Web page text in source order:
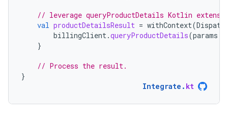
// leverage queryProductDetails Kotlin
val productDetailsResult = withContext(
billingClient.queryProductDetails(params
}
// Process the result.
}
Integrate . kt